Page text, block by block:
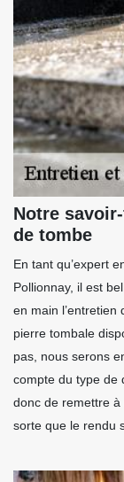
Notre
de tombe
En tant qu’expert
Pollionnay, il est
en main
pierre tombale
pas, nous serons
compte du type de
donc de remettre
sorte que le rendu